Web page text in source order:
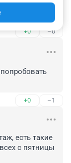
+0 –0
+0 –1
есть такие
с пятницы